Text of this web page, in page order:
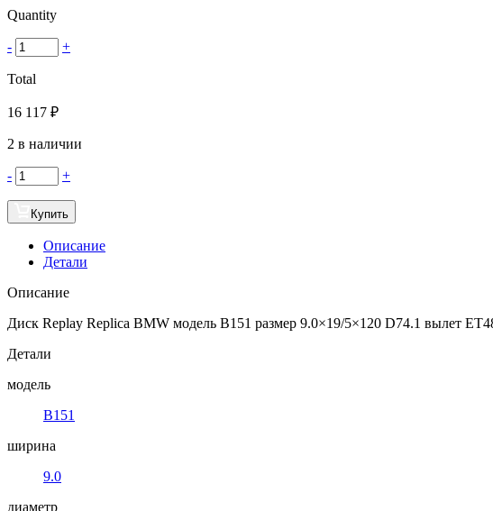
Quantity
- +
Total
16 117 ₽
2 в наличии
- +
Купить
Описание
Детали
Описание
Диск Replay Replica BMW модель B151 размер 9.0×19/5×120 D74.1 вылет
Детали
модель
B151
ширина
9.0
диаметр